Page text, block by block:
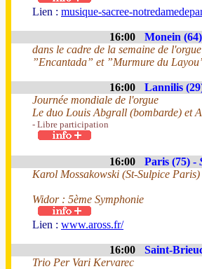
Lien : musique-sacree-
16:00 Monein
dans le cadre de la semaine de
”Encantada” et ”Murmure du
16:00 Lannilis
Journée mondiale de l'orgue
Le duo Louis Abgrall (bombarde) et
- Libre participation
16:00 Paris (75) -
Karol Mossakowski (St-Sulpice Paris)
Widor : 5ème Symphonie
Lien : www.aross.fr/
16:00 Saint-
Trio Per Vari Kervarec